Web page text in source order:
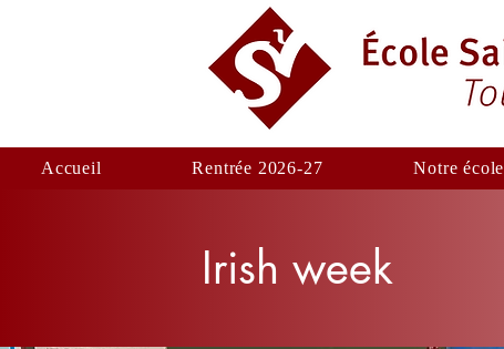
Accueil Rentrée 2026-27 Notre école
Irish week